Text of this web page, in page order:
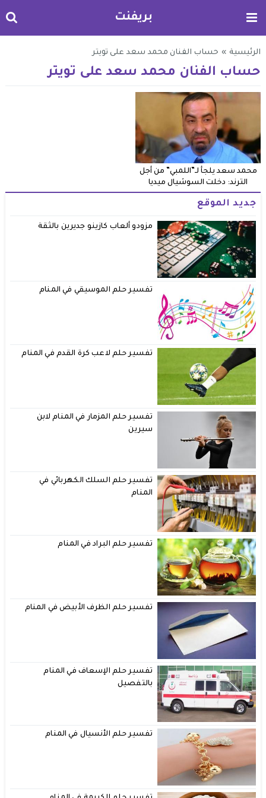
بريفنت
الرئيسية » حساب الفنان محمد سعد على تويتر
حساب الفنان محمد سعد على تويتر
محمد سعد يلجأ لـ”اللمبي” من أجل
الترند: دخلت السوشيال ميديا
جديد الموقع
مزودو ألعاب كازينو جديرين بالثقة
تفسير حلم الموسيقي في المنام
تفسير حلم لاعب كرة القدم في المنام
تفسير حلم المزمار في المنام لابن
سيرين
تفسير حلم السلك الكهربائي في
المنام
تفسير حلم البراد في المنام
تفسير حلم الظرف الأبيض في المنام
تفسير حلم الإسعاف في المنام
بالتفصيل
تفسير حلم الأنسيال في المنام